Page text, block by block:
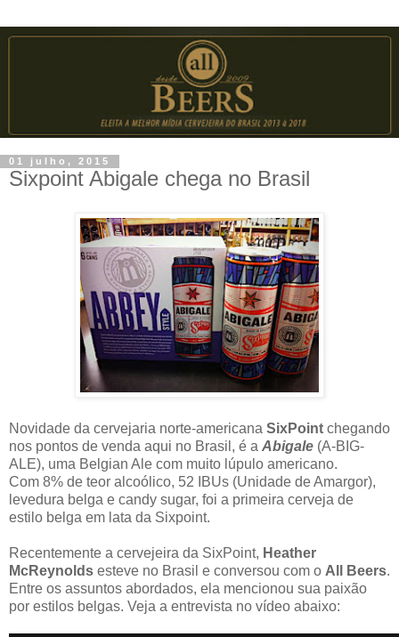
01 julho, 2015
Sixpoint Abigale chega no Brasil
Novidade da cervejaria norte-americana SixPoint chegando
nos pontos de venda aqui no Brasil, é a Abigale (A-BIG-
ALE), uma Belgian Ale com muito lúpulo americano.
Com 8% de teor alcoólico, 52 IBUs (Unidade de Amargor),
levedura belga e candy sugar, foi a primeira cerveja de
estilo belga em lata da Sixpoint.
Recentemente a cervejeira da SixPoint, Heather
McReynolds esteve no Brasil e conversou com o All Beers.
Entre os assuntos abordados, ela mencionou sua paixão
por estilos belgas. Veja a entrevista no vídeo abaixo: